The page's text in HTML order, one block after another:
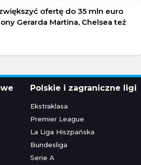
ofertę do 35 mln euro
Gerarda Martina, Chelsea też
Polskie i zagraniczne ligi
Ekstraklasa
Premier League
La Liga Hiszpańska
Bundesliga
Serie A